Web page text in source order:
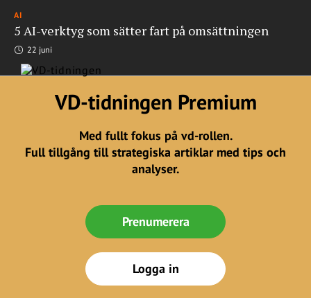
AI
5 AI-verktyg som sätter fart på omsättningen
22 juni
VD-tidningen Premium
Med fullt fokus på vd-rollen.
Full tillgång till strategiska artiklar med tips och
analyser.
Prenumerera
Logga in